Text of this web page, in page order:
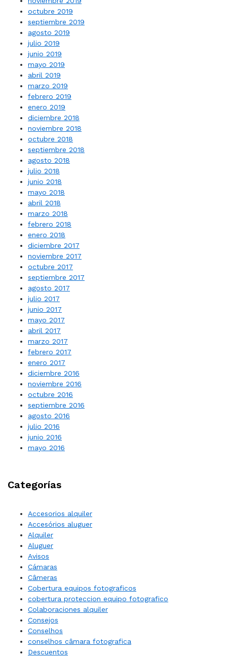
octubre 2019
septiembre 2019
agosto 2019
julio 2019
junio 2019
mayo 2019
abril 2019
marzo 2019
febrero 2019
enero 2019
diciembre 2018
noviembre 2018
octubre 2018
septiembre 2018
agosto 2018
julio 2018
junio 2018
mayo 2018
abril 2018
marzo 2018
febrero 2018
enero 2018
diciembre 2017
noviembre 2017
octubre 2017
septiembre 2017
agosto 2017
julio 2017
junio 2017
mayo 2017
abril 2017
marzo 2017
febrero 2017
enero 2017
diciembre 2016
noviembre 2016
octubre 2016
septiembre 2016
agosto 2016
julio 2016
junio 2016
mayo 2016
Categorías
Accesorios alquiler
Accesórios aluguer
Alquiler
Aluguer
Avisos
Cámaras
Câmeras
Cobertura equipos fotograficos
cobertura proteccion equipo fotografico
Colaboraciones alquiler
Consejos
Conselhos
conselhos câmara fotografica
Descuentos